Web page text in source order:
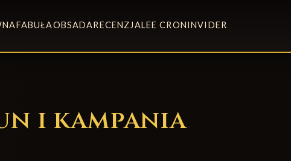
FABUŁAOBSADARECENZJALEE CRONINVIDER
i kampania